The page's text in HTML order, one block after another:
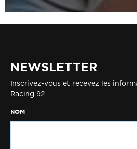
NEWSLETTER
Inscrivez-vous et recevez les
Racing 92
NOM